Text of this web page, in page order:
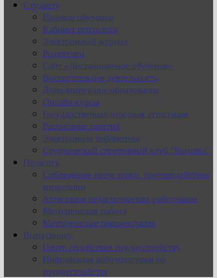
Студенту
Целевое обучение
Кабинет психолога
Электронный журнал
Родителям
Сайт «Дистанционное обучение»
Воспитательная деятельность
Дополнительное образование
Онлайн-курсы
Государственная итоговая аттестация
Расписание занятий
Электронная библиотека
Студенческий спортивный клуб “Вымпел”
Педагогу
Соблюдение норм этики, противодействие
коррупции
Аттестация педагогических работников
Методическая работа
Методические рекомендации
Выпускнику
Центр содействия трудоустройству
Информация работодателям по
трудоустройству